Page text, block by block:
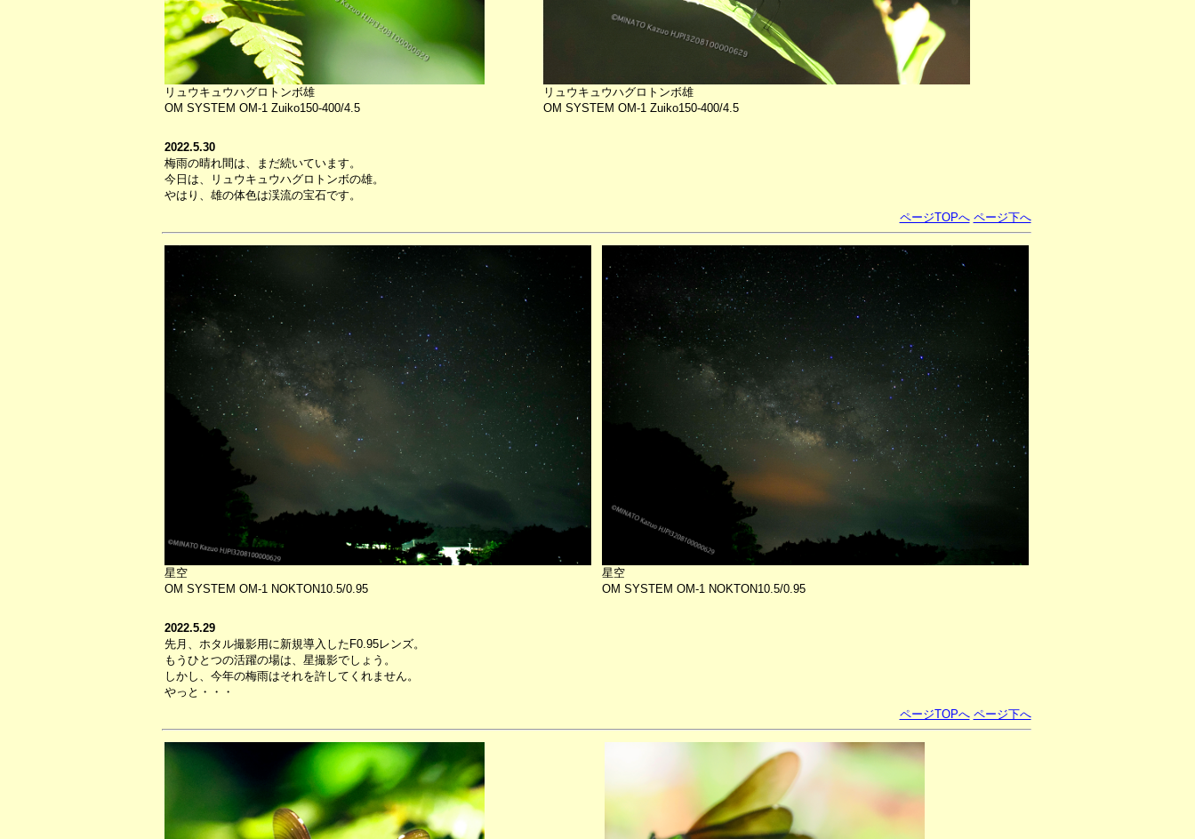
リュウキュウハグロトンボ雄
OM SYSTEM OM-1 Zuiko150-400/4.5
リュウキュウハグロトンボ雄
OM SYSTEM OM-1 Zuiko150-400/4.5
2022.5.30
梅雨の晴れ間は、まだ続いています。
今日は、リュウキュウハグロトンボの雄。
やはり、雄の体色は渓流の宝石です。
ページTOPへ ページ下へ
星空
OM SYSTEM OM-1 NOKTON10.5/0.95
星空
OM SYSTEM OM-1 NOKTON10.5/0.95
2022.5.29
先月、ホタル撮影用に新規導入したF0.95レンズ。
もうひとつの活躍の場は、星撮影でしょう。
しかし、今年の梅雨はそれを許してくれません。
やっと・・・
ページTOPへ ページ下へ